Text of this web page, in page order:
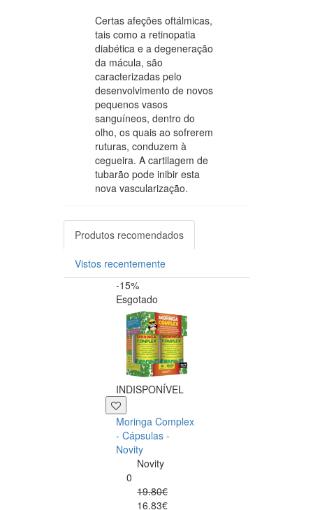
Certas afeções oftálmicas,
tais como a retinopatia
diabética e a degeneração
da mácula, são
caracterizadas pelo
desenvolvimento de novos
pequenos vasos
sanguíneos, dentro do
olho, os quais ao sofrerem
ruturas, conduzem à
cegueira. A cartilagem de
tubarão pode inibir esta
nova vascularização.
Produtos recomendados
Vistos recentemente
-15%
Esgotado
INDISPONÍVEL
Moringa Complex
- Cápsulas -
Novity
Novity
0
19.80€
16.83€